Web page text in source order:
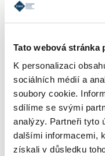
Tato webová stránka
K personalizaci
sociálních médií a
soubory cookie.
sdílíme se svými
analýzy. Partneři tyto
dalšími informacemi,
získali v důsledku